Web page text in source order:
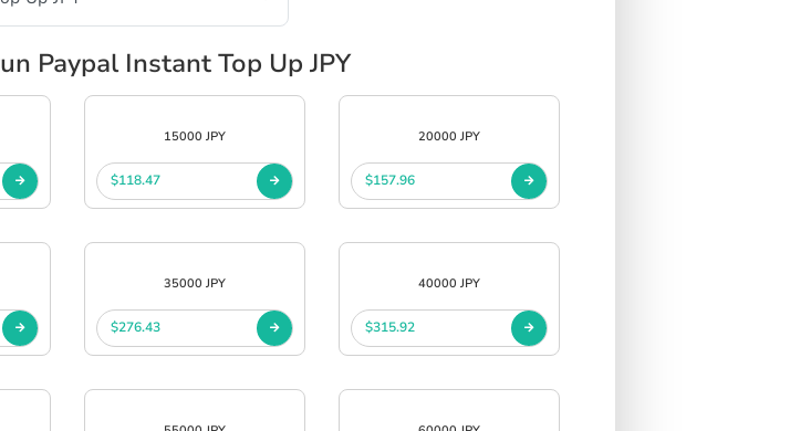
Paypal Instant Top Up JPY
15000 JPY
$118.47
20000 JPY
$157.96
35000 JPY
$276.43
40000 JPY
$315.92